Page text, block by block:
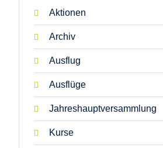
Aktionen
Archiv
Ausflug
Ausflüge
Jahreshauptversammlung
Kurse